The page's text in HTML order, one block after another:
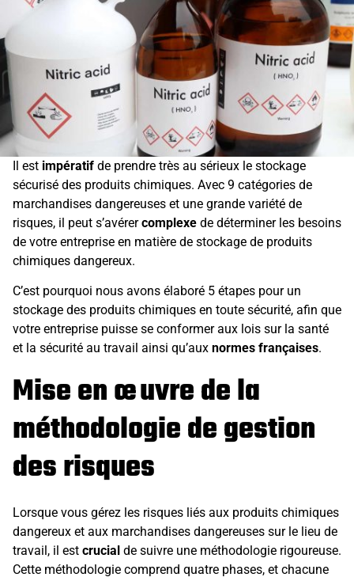
Il est impératif de prendre très au sérieux le stockage
sécurisé des produits chimiques. Avec 9 catégories de
marchandises dangereuses et une grande variété de
risques, il peut s’avérercomplexe de déterminer les besoins
de votre entreprise en matière de stockage de produits
chimiques dangereux.
C’est pourquoi nous avons élaboré 5 étapes pour un
stockage des produits chimiques en toute sécurité, afin que
votre entreprise puisse se conformer aux lois sur la santé
et la sécurité au travail ainsi qu’aux normes françaises.
Mise en œuvre de la
méthodologie de gestion
des risques
Lorsque vous gérez les risques liés aux produits chimiques
dangereux et aux marchandises dangereuses sur le lieu de
travail, il est crucial de suivre une méthodologie rigoureuse.
Cette méthodologie comprend quatre phases, et chacune